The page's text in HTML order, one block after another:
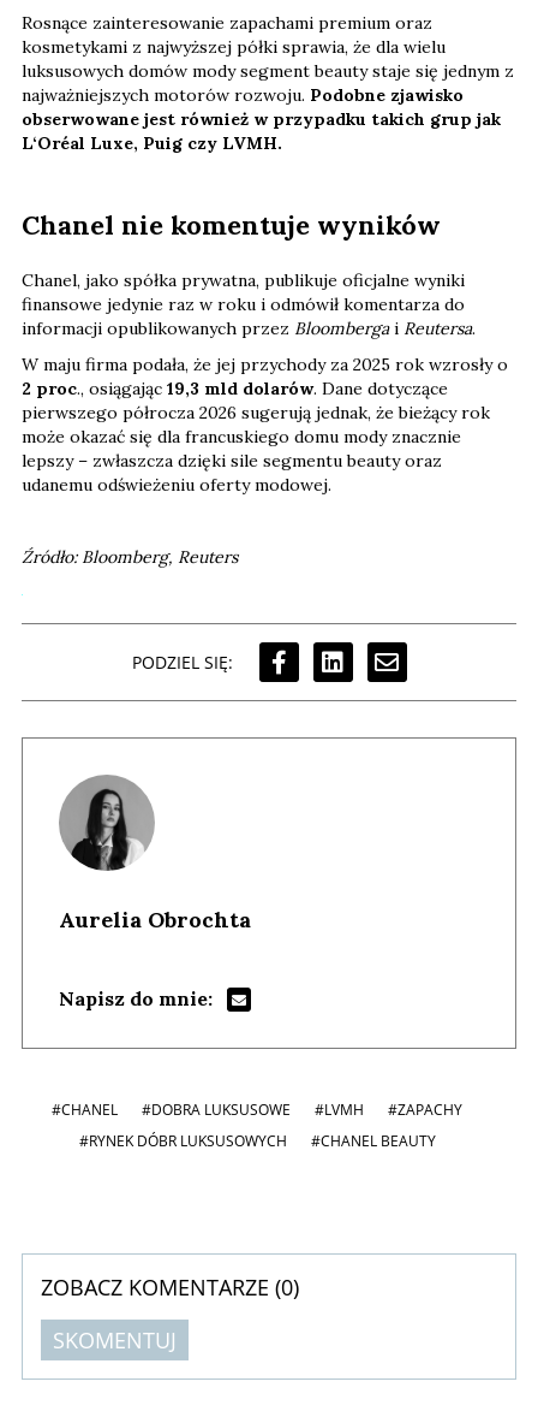
Rosnące zainteresowanie zapachami premium oraz
kosmetykami z najwyższej półki sprawia, że dla wielu
luksusowych domów mody segment beauty staje się jednym z
najważniejszych motorów rozwoju. Podobne zjawisko
obserwowane jest również w przypadku takich grup jak
L‘Oréal Luxe, Puig czy LVMH.
Chanel nie komentuje wyników
Chanel, jako spółka prywatna, publikuje oficjalne wyniki
finansowe jedynie raz w roku i odmówił komentarza do
informacji opublikowanych przez Bloombergai Reutersa.
W maju firma podała, że jej przychody za 2025 rok wzrosły o
2 proc., osiągając 19,3 mld dolarów. Dane dotyczące
pierwszego półrocza 2026 sugerują jednak, że bieżący rok
może okazać się dla francuskiego domu mody znacznie
lepszy – zwłaszcza dzięki sile segmentu beauty oraz
udanemu odświeżeniu oferty modowej.
Źródło: Bloomberg, Reuters
PODZIEL SIĘ:
Aurelia Obrochta
Napisz do mnie:
#CHANEL #DOBRA LUKSUSOWE #LVMH
#ZAPACHY
#RYNEK DÓBR LUKSUSOWYCH
#CHANEL BEAUTY
ZOBACZ KOMENTARZE (0)
SKOMENTUJ